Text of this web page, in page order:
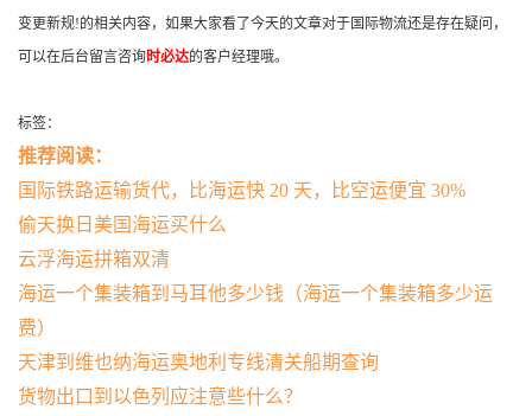
变更新规!的相关内容，如果大家看了今天的文章对于国际物流还是存在疑问，
可以在后台留言咨询时必达的客户经理哦。
标签：
推荐阅读：
国际铁路运输货代，比海运快 20 天，比空运便宜 30%
偷天换日美国海运买什么
云浮海运拼箱双清
海运一个集装箱到马耳他多少钱（海运一个集装箱多少运
费）
天津到维也纳海运奥地利专线清关船期查询
货物出口到以色列应注意些什么？